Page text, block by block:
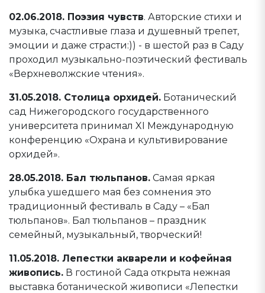
02.06.2018. Поэзия чувств. Авторские стихи и
музыка, счастливые глаза и душевный трепет,
эмоции и даже страсти:)) - в шестой раз в Саду
проходил музыкально-поэтический фестиваль
«Верхневолжские чтения».
31.05.2018. Столица орхидей. Ботанический
сад Нижегородского государственного
университета принимал XI Международную
конференцию «Охрана и культивирование
орхидей».
28.05.2018. Бал тюльпанов. Самая яркая
улыбка ушедшего мая без сомнения это
традиционный фестиваль в Саду – «Бал
тюльпанов». Бал тюльпанов – праздник
семейный, музыкальный, творческий!
11.05.2018. Лепестки акварели и кофейная
живопись. В гостиной Сада открыта нежная
выставка ботанической живописи «Лепестки